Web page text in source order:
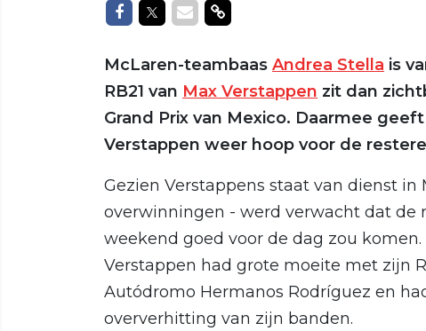
Delen op Facebook
Delen op Twitter
Delen via Mail
Delen via link
McLaren-teambaas Andrea Stella is
RB21 van Max Verstappen zit dan
Grand Prix van Mexico. Daarmee
Verstappen weer hoop voor de
Gezien Verstappens staat van dienst
overwinningen - werd verwacht dat
weekend goed voor de dag zou
Verstappen had grote moeite met zijn
Autódromo Hermanos Rodríguez en
oververhitting van zijn banden.